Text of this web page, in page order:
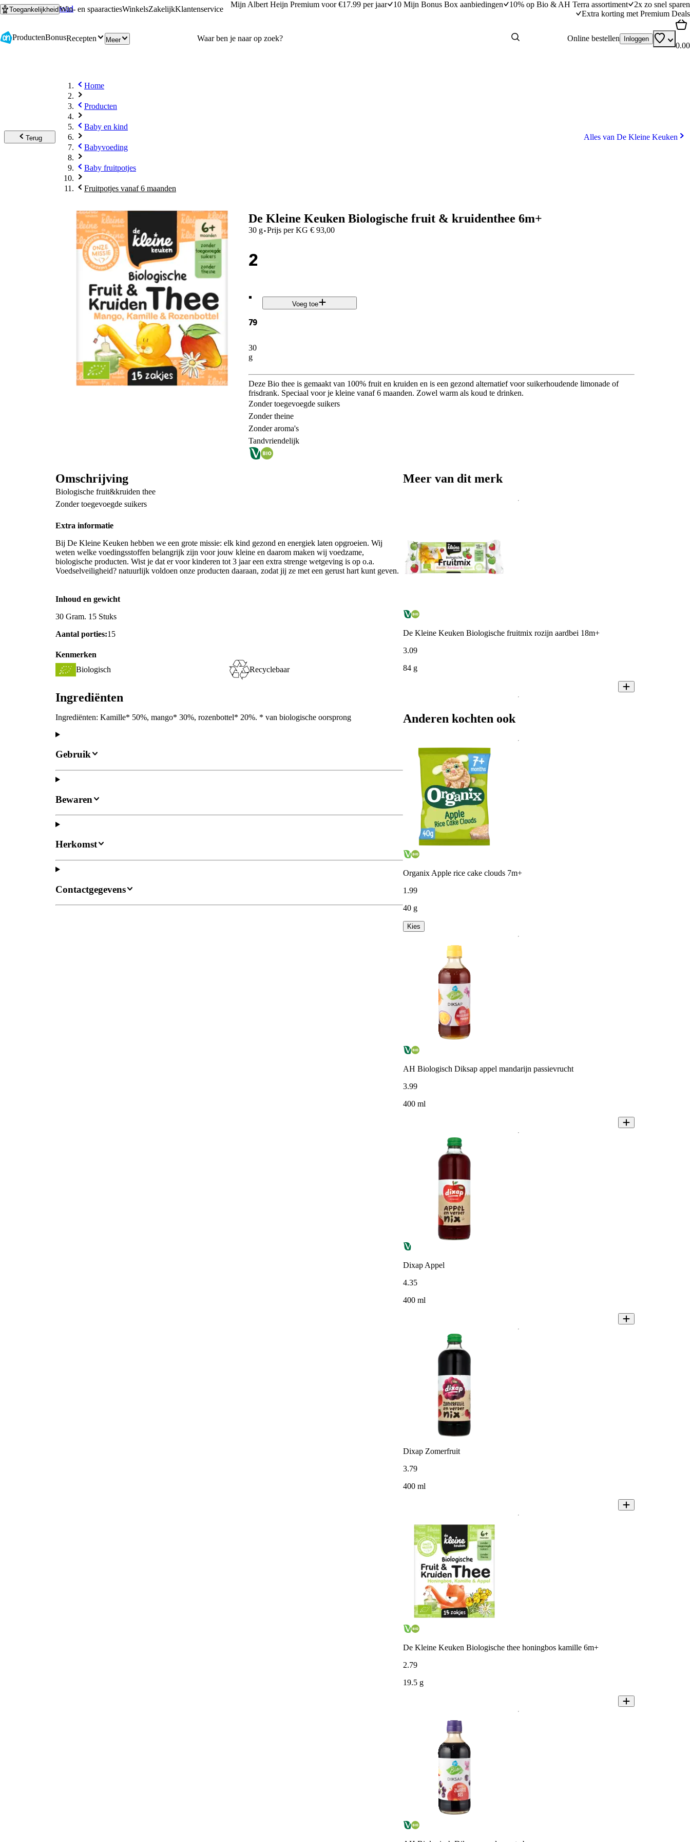
Ga naar hoofdinhoud
Ga naar zoeken
ToegankelijkheidWin- en spaaractiesWinkelsZakelijkKlantenservice
Mijn Albert Heijn Premium voor €17.99 per jaar 10 Mijn Bonus Box aanbiedingen 10% op Bio & AH Terra assortiment
2x zo snel sparen
Extra korting met Premium Deals
ProductenBonusRecepten Meer Online bestellen Inloggen
0.00
Terug
Home
Producten
Baby en kind
Babyvoeding
Baby fruitpotjes
Fruitpotjes vanaf 6 maanden
Alles van De Kleine Keuken
De Kleine Keuken Biologische fruit & kruidenthee 6m+
30 g·Prijs per KG € 93,00
2
.
79
30
g
Voeg toe
Deze Bio thee is gemaakt van 100% fruit en kruiden en is een gezond alternatief voor suikerhoudende limonade of
frisdrank. Speciaal voor je kleine vanaf 6 maanden. Zowel warm als koud te drinken.
Zonder toegevoegde suikers
Zonder theine
Zonder aroma's
Tandvriendelijk
Omschrijving
Biologische fruit&kruiden thee
Zonder toegevoegde suikers
Extra informatie
Bij De Kleine Keuken hebben we een grote missie: elk kind gezond en energiek laten opgroeien. Wij
weten welke voedingsstoffen belangrijk zijn voor jouw kleine en daarom maken wij voedzame,
biologische producten. Wist je dat er voor kinderen tot 3 jaar een extra strenge wetgeving is op o.a.
Voedselveiligheid? natuurlijk voldoen onze producten daaraan, zodat jij ze met een gerust hart kunt geven.
Inhoud en gewicht
30 Gram. 15 Stuks
Aantal porties:15
Kenmerken
Biologisch
Recyclebaar
Ingrediënten
Ingrediënten: Kamille* 50%, mango* 30%, rozenbottel* 20%. * van biologische oorsprong
Gebruik
Bewaren
Herkomst
Contactgegevens
Meer van dit merk
De Kleine Keuken Biologische fruitmix rozijn aardbei 18m+
3.09
84 g
Anderen kochten ook
Organix Apple rice cake clouds 7m+
1 .99
40 g
Kies
AH Biologisch Diksap appel mandarijn passievrucht
3.99
400 ml
Dixap Appel
4.35
400 ml
Dixap Zomerfruit
3.79
400 ml
De Kleine Keuken Biologische thee honingbos kamille 6m+
2.79
19.5 g